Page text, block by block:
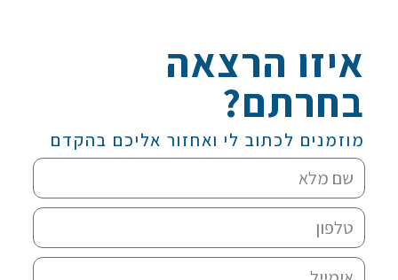
איזו הרצאה
בחרתם?
מוזמנים לכתוב לי ואחזור אליכם בהקדם